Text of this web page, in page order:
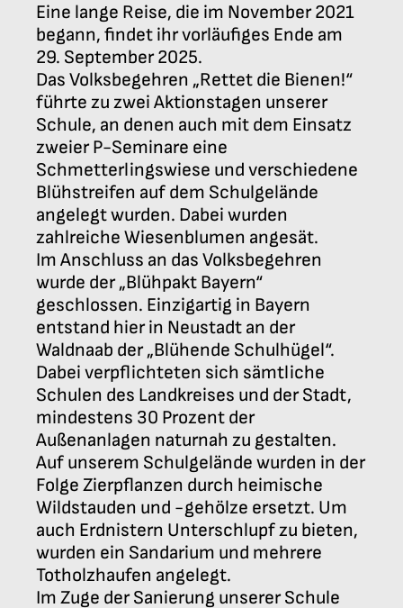
Eine lange Reise, die im November 2021
begann, findet ihr vorläufiges Ende am
29. September 2025.
Das Volksbegehren „Rettet die Bienen!“
führte zu zwei Aktionstagen unserer
Schule, an denen auch mit dem Einsatz
zweier P-Seminare eine
Schmetterlingswiese und verschiedene
Blühstreifen auf dem Schulgelände
angelegt wurden. Dabei wurden
zahlreiche Wiesenblumen angesät.
Im Anschluss an das Volksbegehren
wurde der „Blühpakt Bayern“
geschlossen. Einzigartig in Bayern
entstand hier in Neustadt an der
Waldnaab der „Blühende Schulhügel“.
Dabei verpflichteten sich sämtliche
Schulen des Landkreises und der Stadt,
mindestens 30 Prozent der
Außenanlagen naturnah zu gestalten.
Auf unserem Schulgelände wurden in der
Folge Zierpflanzen durch heimische
Wildstauden und -gehölze ersetzt. Um
auch Erdnistern Unterschlupf zu bieten,
wurden ein Sandarium und mehrere
Totholzhaufen angelegt.
Im Zuge der Sanierung unserer Schule